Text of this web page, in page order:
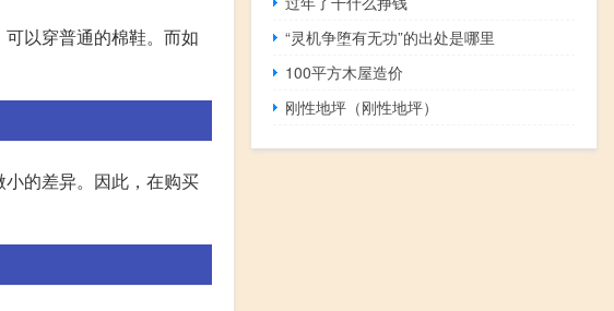
以穿普通的棉鞋。而如
的差异。因此，在购买
“灵机争堕有无功”的出处是哪里
100平方木屋造价
刚性地坪（刚性地坪）